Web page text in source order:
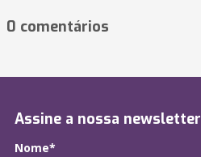
0 comentários
Assine a nossa newsletter
Nome*